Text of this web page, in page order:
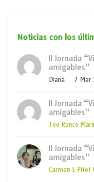
Noticias con los
II Jornada
amigables”
Diana 7 Mar
II Jornada
amigables”
Teo Ronco
II Jornada
amigables”
Carmen S Pitot